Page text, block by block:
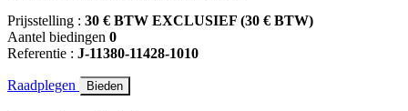
Prijsstelling : 30 € BTW EXCLUSIEF (30 € BTW)
Aantel biedingen 0
Referentie : J-11380-11428-1010
Raadplegen Bieden